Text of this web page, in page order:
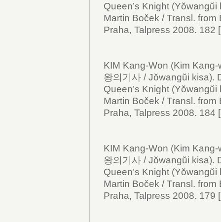
Queen’s Knight (Yŏwangŭi
Martin Boček / Transl.
Praha, Talpress 2008. 182
KIM Kang-Won (Kim Kang-
왕의기사 / Jŏwangŭi kisa).
Queen’s Knight
Martin Boček / Transl.
Praha, Talpress 2008. 184
KIM Kang-Won (Kim Kang-
왕의기사 / Jŏwangŭi kisa).
Queen’s Knight
Martin Boček / Transl.
Praha, Talpress 2008. 179